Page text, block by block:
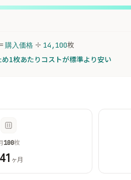
=購入価格 ÷ 14,100枚
1枚あたりコストが標準より安い
100枚
ヶ月